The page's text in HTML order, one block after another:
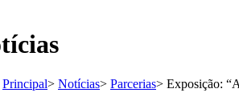
Principal> Notícias> Parcerias> Exposição: